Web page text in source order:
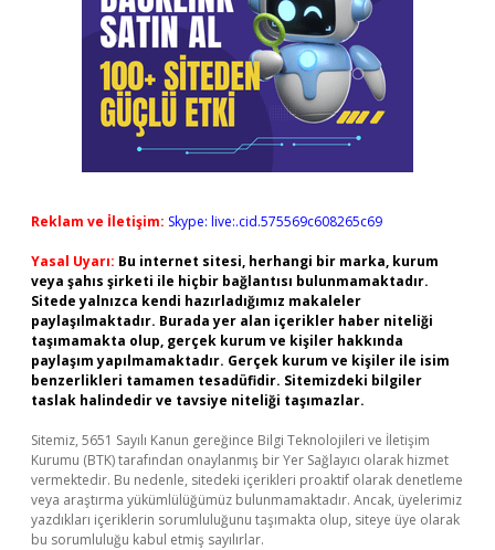
Reklam ve İletişim: Skype: live:.cid.575569c608265c69
Yasal Uyarı: Bu internet sitesi, herhangi bir marka, kurum
veya şahıs şirketi ile hiçbir bağlantısı bulunmamaktadır.
Sitede yalnızca kendi hazırladığımız makaleler
paylaşılmaktadır. Burada yer alan içerikler haber niteliği
taşımamakta olup, gerçek kurum ve kişiler hakkında
paylaşım yapılmamaktadır. Gerçek kurum ve kişiler ile isim
benzerlikleri tamamen tesadüfidir. Sitemizdeki bilgiler
taslak halindedir ve tavsiye niteliği taşımazlar.
Sitemiz, 5651 Sayılı Kanun gereğince Bilgi Teknolojileri ve İletişim
Kurumu (BTK) tarafından onaylanmış bir Yer Sağlayıcı olarak hizmet
vermektedir. Bu nedenle, sitedeki içerikleri proaktif olarak denetleme
veya araştırma yükümlülüğümüz bulunmamaktadır. Ancak, üyelerimiz
yazdıkları içeriklerin sorumluluğunu taşımakta olup, siteye üye olarak
bu sorumluluğu kabul etmiş sayılırlar.